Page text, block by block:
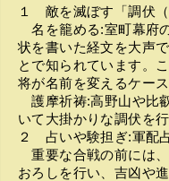
１ 敵を滅ぼす「調伏
名を籠める:室町幕府
状を書いた経文を大声
とで知られています。
将が名前を変えるケー
護摩祈祷:高野山や比
いて大掛かりな調伏を
２ 占いや験担ぎ:軍配
重要な合戦の前には
おろしを行い、吉凶や